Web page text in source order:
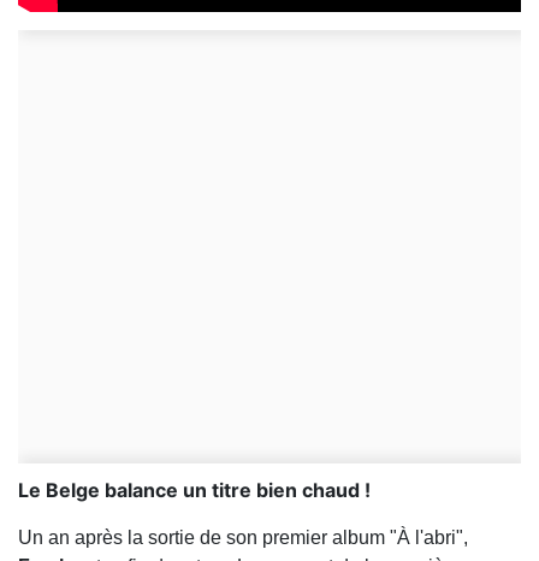
Le Belge balance un titre bien chaud !
Un an après la sortie de son premier album "À l'abri",